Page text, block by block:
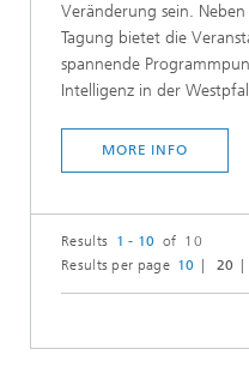
Veränderung sein.
Tagung bietet die
spannende
Intelligenz in der
MORE INFO
Results 1 - 10 of 10
Results per page 10 20